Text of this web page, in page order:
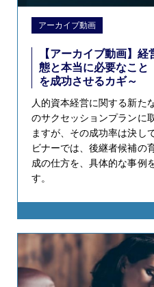
アーカイブ動画
【アーカイブ動画】
態と本当に必要なこ
を成功させるカギ～
人的資本経営に関する新た
のサクセッションプランに
ますが、その成功率は決し
ビナーでは、後継者候補の
成の仕方を、具体的な事例
す。